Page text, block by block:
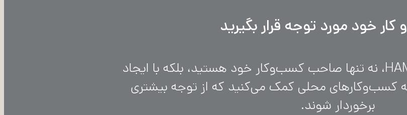
خود مورد توجه قرار بگیرید
با دریافت یک فرنچایز HAMCHAP، نه تنها صاحب کسب‌وکار خود هستید، بلکه با ایجاد
به کسب‌وکارهای محلی کمک می‌کنید که از توجه بیشتری
برخوردار شوند.